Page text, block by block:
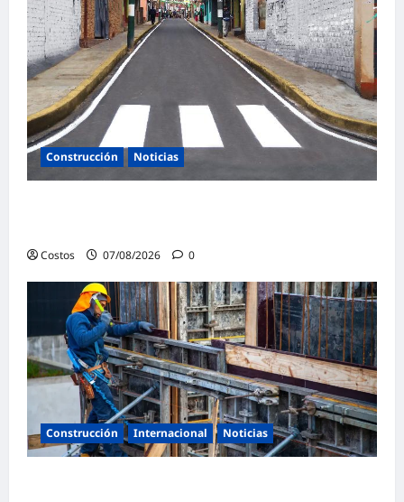
Construcción Noticias
Costos 07/08/2026 0
Construcción Internacional Noticias